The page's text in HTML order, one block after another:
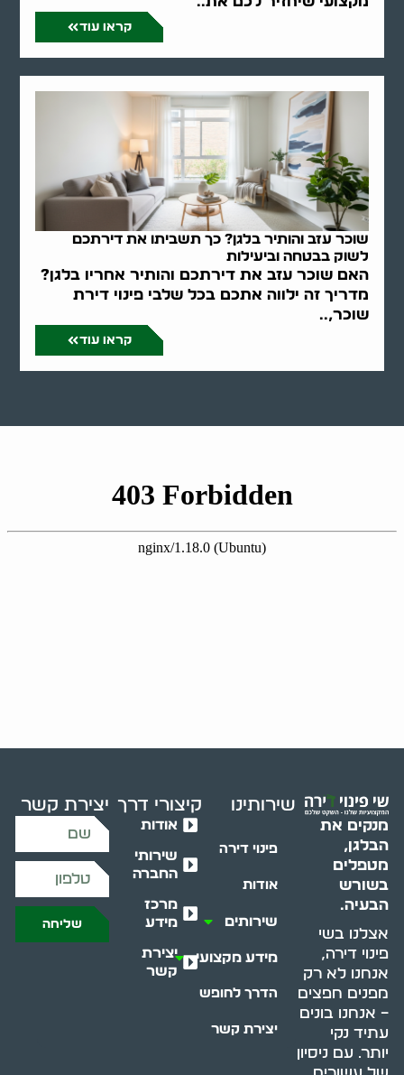
קראו עוד
שוכר עזב והותיר בלגן? כך תשביתו את דירתכם
לשוק בבטחה וביעילות
האם שוכר עזב את דירתכם והותיר אחריו בלגן?
מדריך זה ילווה אתכם בכל שלבי פינוי דירת
שוכר,..
קראו עוד
מנקים את
הבלגן,
מטפלים
בשורש
הבעיה.
אצלנו בשי
פינוי דירה,
אנחנו לא רק
מפנים חפצים
– אנחנו בונים
עתיד נקי
יותר. עם ניסיון
שירותינו
פינוי דירה
אודות
שירותים
מידע מקצועי
הדרך לחופש
יצירת קשר
קיצורי דרך
אודות
שירותי
החברה
מרכז
מידע
יצירת
קשר
יצירת קשר
שליחה